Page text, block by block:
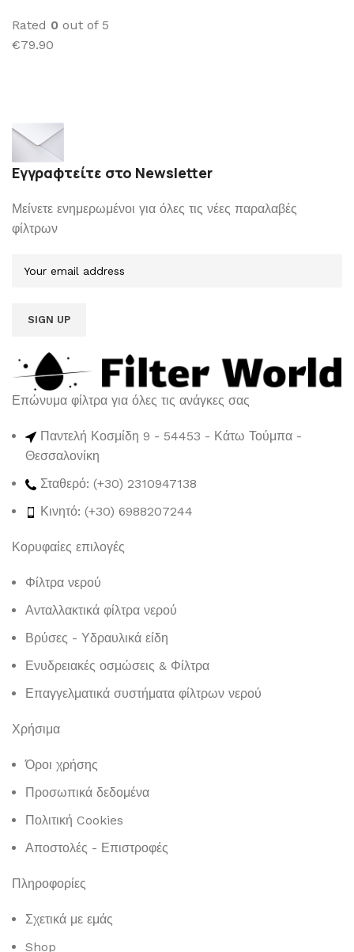
Rated 0 out of 5
€79.90
Εγγραφτείτε στο Newsletter
Μείνετε ενημερωμένοι για όλες τις νέες παραλαβές
φίλτρων
Επώνυμα φίλτρα για όλες τις ανάγκες σας
Παντελή Κοσμίδη 9 - 54453 - Κάτω Τούμπα -
Θεσσαλονίκη
Σταθερό: (+30) 2310947138
Κινητό: (+30) 6988207244
Κορυφαίες επιλογές
Φίλτρα νερού
Ανταλλακτικά φίλτρα νερού
Βρύσες - Υδραυλικά είδη
Ενυδρειακές οσμώσεις & Φίλτρα
Επαγγελματικά συστήματα φίλτρων νερού
Χρήσιμα
Όροι χρήσης
Προσωπικά δεδομένα
Πολιτική Cookies
Αποστολές - Επιστροφές
Πληροφορίες
Σχετικά με εμάς
Shop